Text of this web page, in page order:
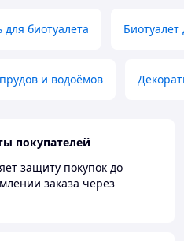
воды.
Поддерживает
хозяйства.
для выращивания
пруды.
для биотуалета
и водоёмов
покупателей
защиту покупок до
заказа через